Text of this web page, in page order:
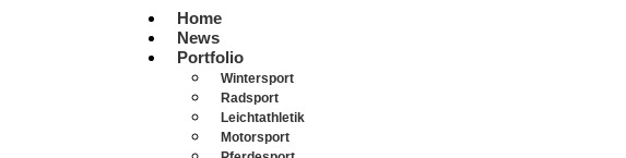
Home
News
Portfolio
Wintersport
Radsport
Leichtathletik
Motorsport